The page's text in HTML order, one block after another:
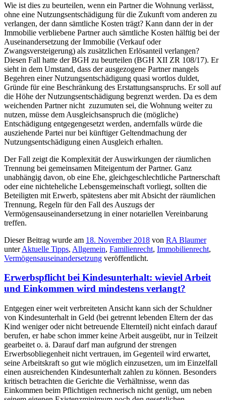
Wie ist dies zu beurteilen, wenn ein Partner die Wohnung verlässt,
ohne eine Nutzungsentschädigung für die Zukunft vom anderen zu
verlangen, der dann sämtliche Kosten trägt? Kann dann der in der
Immobilie verbliebene Partner auch sämtliche Kosten hälftig bei der
Auseinandersetzung der Immobilie (Verkauf oder
Zwangsversteigerung) als zusätzlichen Erlösanteil verlangen?
Diesen Fall hatte der BGH zu beurteilen (BGH XII ZR 108/17). Er
sieht in dem Umstand, dass der ausgezogene Partner mangels
Begehren einer Nutzungsentschädigung quasi wortlos duldet,
Gründe für eine Beschränkung des Erstattungsanspruchs. Er soll auf
die Höhe der Nutzungsentschädigung begrenzt werden. Da es dem
weichenden Partner nicht zuzumuten sei, die Wohnung weiter zu
nutzen, müsse dem Ausgleichsanspruch die (mögliche)
Entschädigung entgegengesetzt werden, andernfalls würde die
ausziehende Partei nur bei künftiger Geltendmachung der
Nutzungsentschädigung einen Ausgleich erhalten.
Der Fall zeigt die Komplexität der Auswirkungen der räumlichen
Trennung bei gemeinsamen Miteigentum der Partner. Ganz
unabhängig davon, ob eine Ehe, gleichgeschlechtliche Partnerschaft
oder eine nichteheliche Lebensgemeinschaft vorliegt, sollten die
Beteiligten mit Erwerb, spätestens aber mit Absicht der räumlichen
Trennung, Regeln für den Fall des Auszugs der
Vermögensauseinandersetzung in einer notariellen Vereinbarung
treffen.
Dieser Beitrag wurde am 18. November 2018 von RA Blaumer
unterAktuelle Tipps, Allgemein, Familienrecht, Immobilienrecht,
Vermögensauseinandersetzung veröffentlicht.
Erwerbspflicht bei Kindesunterhalt: wieviel Arbeit
und Einkommen wird mindestens verlangt?
Entgegen einer weit verbreiteten Ansicht kann sich der Schuldner
von Kindesunterhalt in Geld (bei getrennt lebenden Eltern der das
Kind weniger oder nicht betreuende Elternteil) nicht einfach darauf
berufen, er habe schon immer keine Arbeit ausgeübt, nur in Teilzeit
gearbeitet o. ä. Darauf darf man aufgrund der strengen
Erwerbsobliegenheit nicht vertrauen, im Gegenteil wird erwartet,
seine Arbeitskraft so gut wie möglich einzusetzen, um im Einzelfall
einen ausreichenden Kindesunterhalt zahlen zu können. Besonders
kritisch betrachten die Gerichte die Verhältnisse, wenn das
Einkommen beim Pflichtigen rechnerisch nicht genügt, um neben